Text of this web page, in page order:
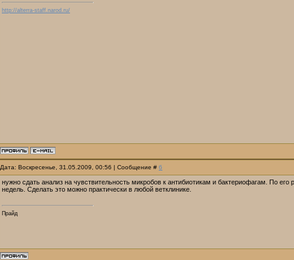
http://alterra-staff.narod.ru/
Дата: Воскресенье, 31.05.2009, 00:56 | Сообщение # 6
нужно сдать анализ на чувствительность микробов к антибиотикам и бактериофагам. По
недель. Сделать это можно практически в любой ветклинике.
Прайд